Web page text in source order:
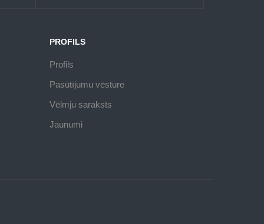
PROFILS
Profils
Pasūtījumu vēsture
Vēlmju saraksts
Jaunumi